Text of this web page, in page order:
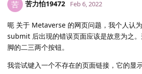
苦 苦力怕19472 Feb 6, 2022
呃 关于 Metaverse 的网页问题，我个人认
submit 后出现的错误页面应该是故意为之。
脚的二三两个按钮。
我尝试键入一个不存在的页面链接，它的显